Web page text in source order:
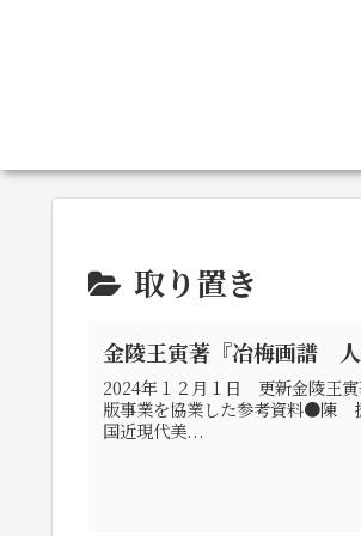
取り置き
金陵王寅著『冶梅画譜
2024年１２月１日 更新金陵王
版事業を協業した参考資料●陳
国近現代美...